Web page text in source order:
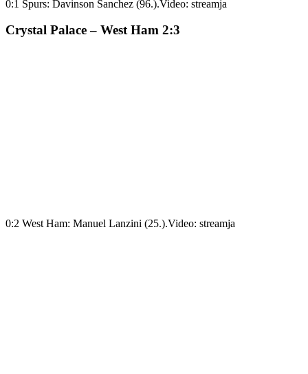
0:1 Spurs: Davinson Sanchez (96.).Video: streamja
Crystal Palace – West Ham 2:3
0:2 West Ham: Manuel Lanzini (25.).Video: streamja